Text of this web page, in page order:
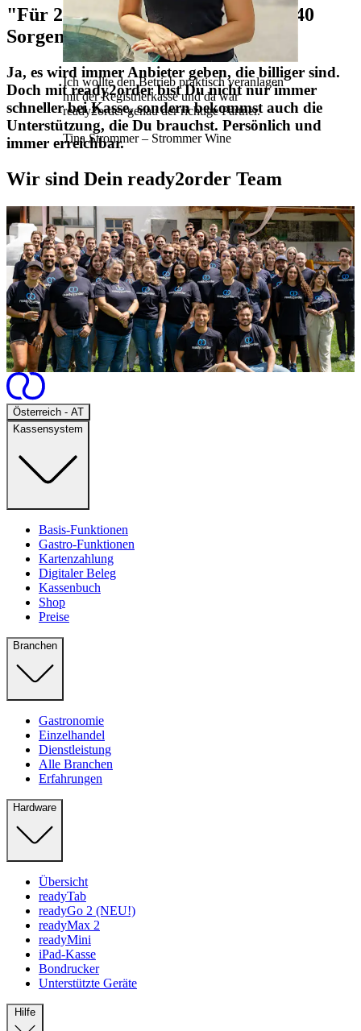
Ich wollte den Betrieb praktisch veranlagen
mit der Registrierkasse und da war
ready2order genau der richtige Partner.
Tina Strommer– Strommer Wine
"Für 20 € mehr im Monat hast Du 40
Sorgen weniger."
Ja, es wird immer Anbieter geben, die billiger sind.
Doch mit ready2order bist Du nicht nur immer
schneller bei Kasse, sondern bekommst auch die
Unterstützung, die Du brauchst. Persönlich und
immer erreichbar.
Wir sind Dein ready2order Team
Österreich - ATOpen
Kassensystem
Basis-Funktionen
Gastro-Funktionen
Kartenzahlung
Digitaler Beleg
Kassenbuch
Shop
Preise
Branchen
Gastronomie
Einzelhandel
Dienstleistung
Alle Branchen
Erfahrungen
Hardware
Übersicht
readyTab
readyGo 2 (NEU!)
readyMax 2
readyMini
iPad-Kasse
Bondrucker
Unterstützte Geräte